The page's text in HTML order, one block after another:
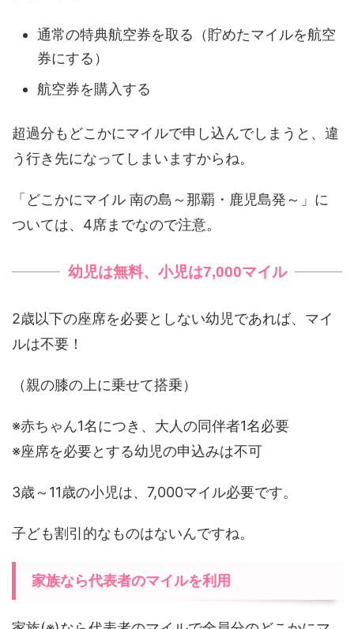
通常の特典航空券を取る（貯めたマイルを航空
券にする）
航空券を購入する
超過分もどこかにマイルで申し込んでしまうと、違
う行き先になってしまいますからね。
「どこかにマイル 南の島～那覇・鹿児島発～」に
ついては、4席までなので注意。
幼児は無料、小児は7,000マイル
2歳以下の座席を必要としない幼児であれば、マイ
ルは不要！
（親の膝の上に乗せて搭乗）
※赤ちゃん1名につき、大人の同伴者1名必要
※座席を必要とする幼児の申込みは不可
3歳～11歳の小児は、7,000マイル必要です。
子ども割引的なものはないんですね。
家族なら代表者のマイルを利用